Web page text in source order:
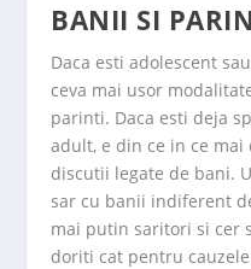
BANII SI
Daca esti adolescent
ceva mai usor
parinti. Daca esti deja
adult, e din ce in ce
discutii legate de bani.
sar cu banii indiferent
mai putin saritori si cer
doriti cat pentru